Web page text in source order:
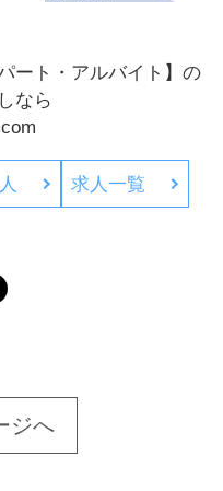
ート・アルバイト】の
なら
求人一覧
ジへ